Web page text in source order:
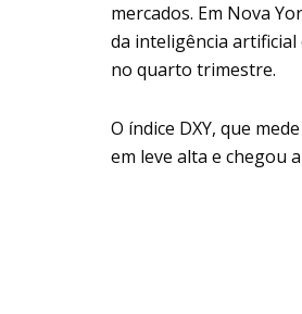
mercados. Em Nova
da inteligência artificial
no quarto trimestre.
O índice DXY, que
em leve alta e chegou